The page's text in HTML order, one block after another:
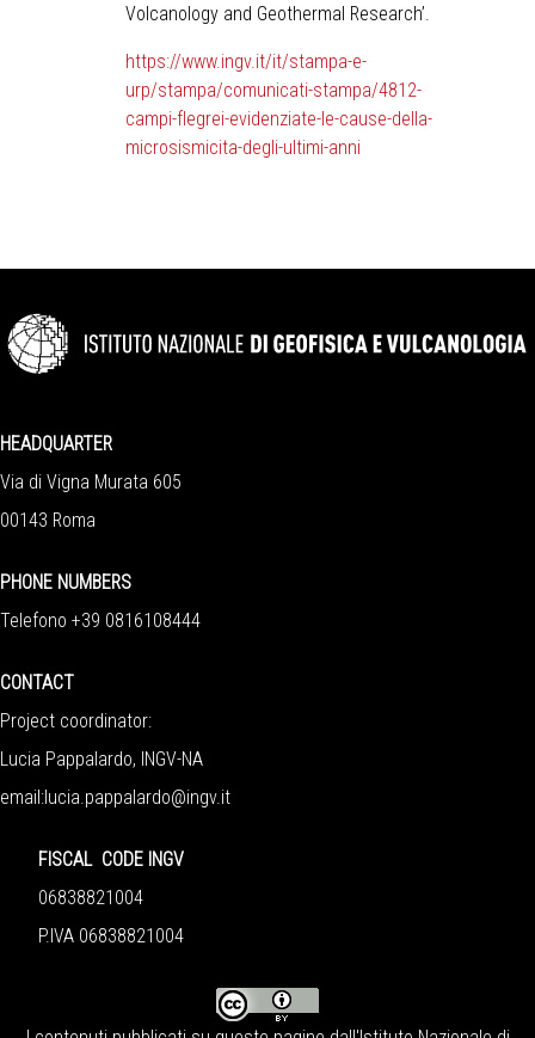
Volcanology and Geothermal Research’.
https://www.ingv.it/it/stampa-e-
urp/stampa/comunicati-stampa/4812-
campi-flegrei-evidenziate-le-cause-della-
microsismicita-degli-ultimi-anni
HEADQUARTER
Via di Vigna Murata 605
00143 Roma
PHONE NUMBERS
Telefono +39 0816108444
CONTACT
Project coordinator:
Lucia Pappalardo, INGV-NA
email:lucia.pappalardo@ingv.it
FISCAL CODE INGV
06838821004
P.IVA 06838821004